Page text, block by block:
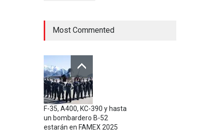
Most Commented
F-35, A400, KC-390 y hasta
un bombardero B-52
estarán en FAMEX 2025